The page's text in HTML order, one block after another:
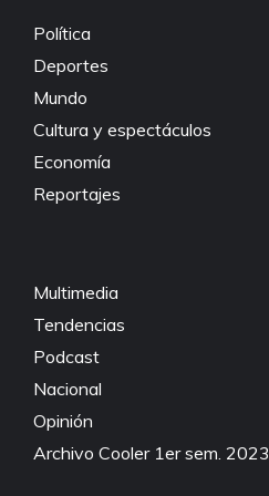
Política
Deportes
Mundo
Cultura y espectáculos
Economía
Reportajes
Multimedia
Tendencias
Podcast
Nacional
Opinión
Archivo Cooler 1er sem. 2023